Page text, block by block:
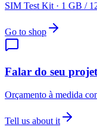
SIM Test Kit · 1 GB /
Go to shop
Falar do seu
Orçamento à medida
Tell us about it